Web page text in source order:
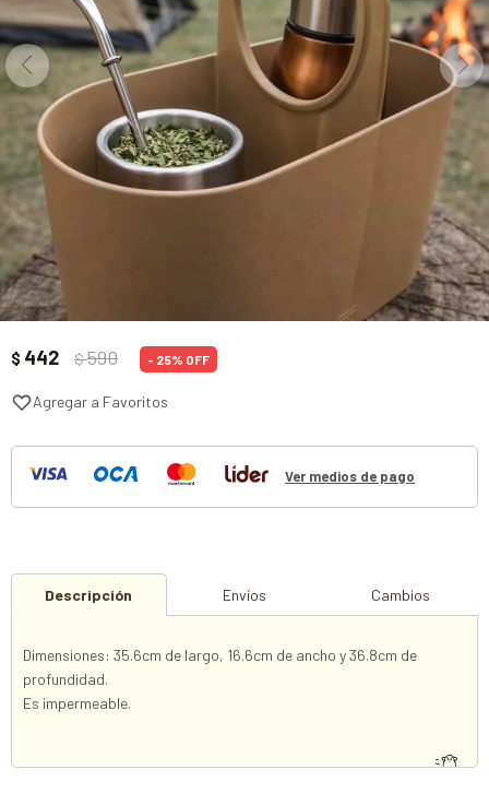
$ 442 $590 25
Ver medios de pago
Descripción Envíos Cambios
Dimensiones: 35.6cm de largo, 16.6cm de ancho y 36.8cm de
profundidad.
Es impermeable.